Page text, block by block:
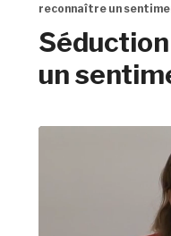
reconnaître un
un